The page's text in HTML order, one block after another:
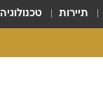
תיירות טכנולוגיה